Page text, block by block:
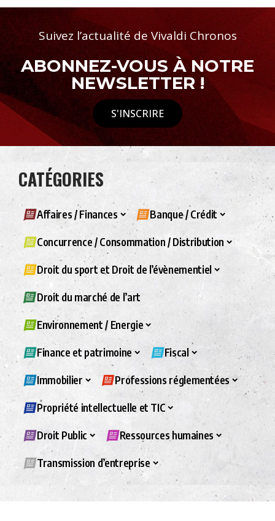
Suivez l’actualité de Vivaldi Chronos
ABONNEZ-VOUS À NOTRE
NEWSLETTER !
S'INSCRIRE
CATÉGORIES
Affaires / Finances Banque / Crédit
Concurrence / Consommation / Distribution
Droit du sport et Droit de l’évènementiel
Droit du marché de l’art
Environnement / Energie
Finance et patrimoine Fiscal
Immobilier Professions réglementées
Propriété intellectuelle et TIC
Droit Public Ressources humaines
Transmission d’entreprise